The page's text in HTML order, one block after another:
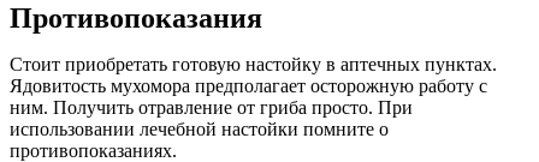
Противопоказания
Стоит приобретать готовую настойку в аптечных пунктах.
Ядовитость мухомора предполагает осторожную работу с
ним. Получить отравление от гриба просто. При
использовании лечебной настойки помните о
противопоказаниях.